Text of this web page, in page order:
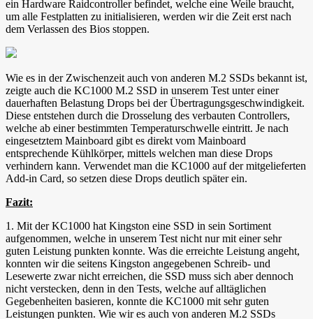
ein Hardware Raidcontroller befindet, welche eine Weile braucht,
um alle Festplatten zu initialisieren, werden wir die Zeit erst nach
dem Verlassen des Bios stoppen.
Wie es in der Zwischenzeit auch von anderen M.2 SSDs bekannt ist,
zeigte auch die KC1000 M.2 SSD in unserem Test unter einer
dauerhaften Belastung Drops bei der Übertragungsgeschwindigkeit.
Diese entstehen durch die Drosselung des verbauten Controllers,
welche ab einer bestimmten Temperaturschwelle eintritt. Je nach
eingesetztem Mainboard gibt es direkt vom Mainboard
entsprechende Kühlkörper, mittels welchen man diese Drops
verhindern kann. Verwendet man die KC1000 auf der mitgelieferten
Add-in Card, so setzen diese Drops deutlich später ein.
Fazit:
1. Mit der KC1000 hat Kingston eine SSD in sein Sortiment
aufgenommen, welche in unserem Test nicht nur mit einer sehr
guten Leistung punkten konnte. Was die erreichte Leistung angeht,
konnten wir die seitens Kingston angegebenen Schreib- und
Lesewerte zwar nicht erreichen, die SSD muss sich aber dennoch
nicht verstecken, denn in den Tests, welche auf alltäglichen
Gegebenheiten basieren, konnte die KC1000 mit sehr guten
Leistungen punkten. Wie wir es auch von anderen M.2 SSDs